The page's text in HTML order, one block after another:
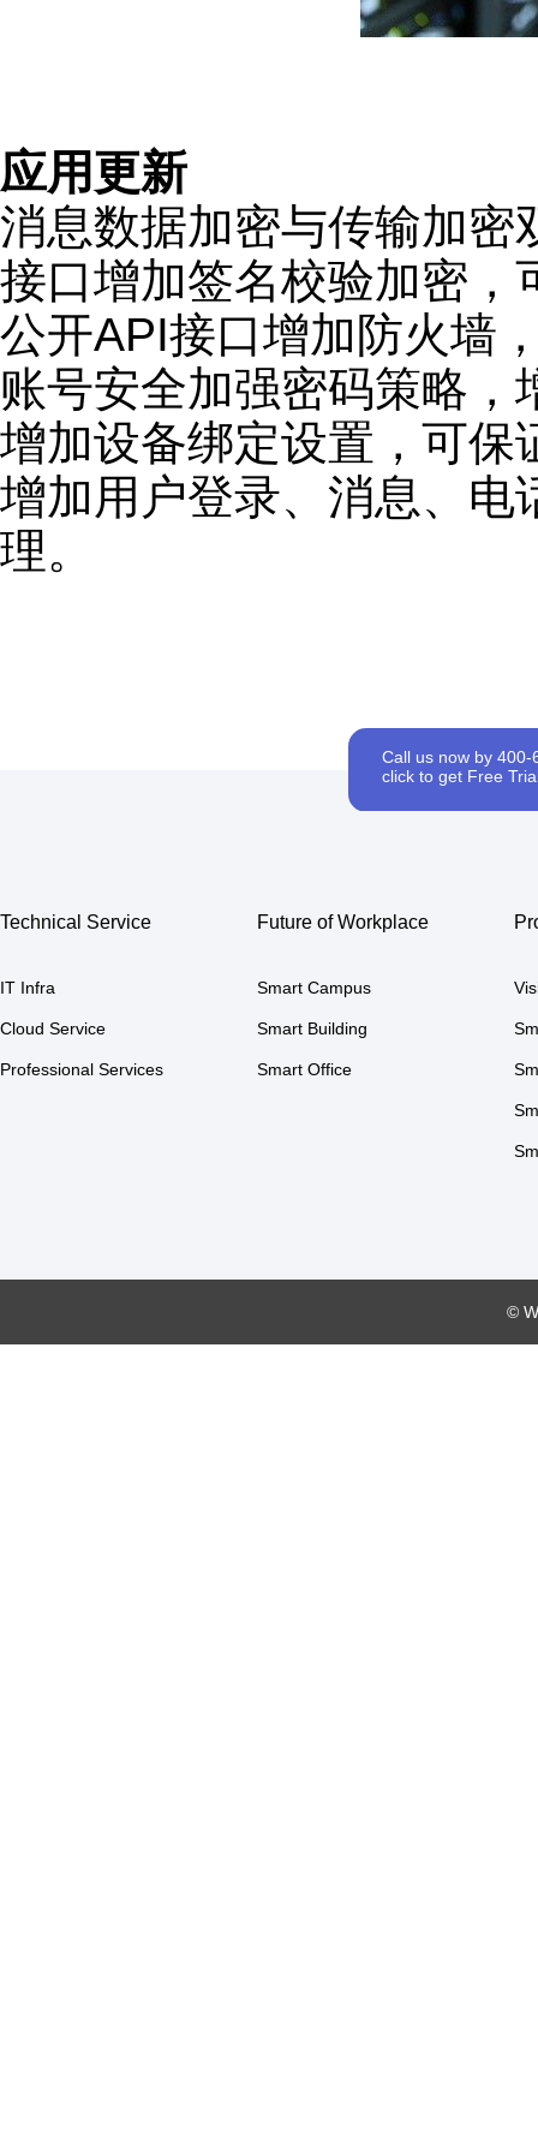
应用更新
消息数据加密与传输加密
接口增加签名校验加密
公开API接口增加防火墙
账号安全加强密码策略
增加设备绑定设置，可保
增加用户登录、消息、电
理。
Call us now by 400-
click to get Free
Technical Service
IT Infra
Cloud Service
Professional Services
Future of Workplace
Smart Campus
Smart Building
Smart Office
©